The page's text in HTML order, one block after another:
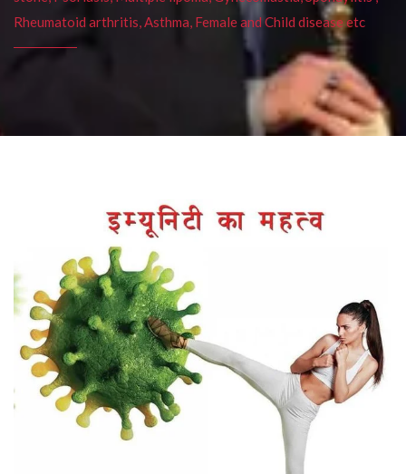
Rheumatoid arthritis, Asthma, Female and Child disease etc